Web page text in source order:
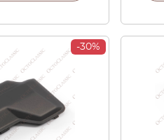
-30%